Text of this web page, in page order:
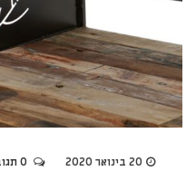
20 בינואר 2020